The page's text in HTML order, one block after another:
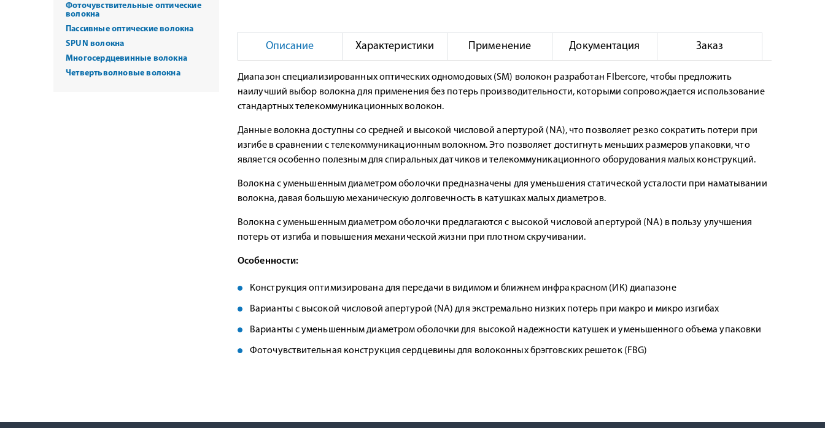
Описание Характеристики Применение Документация Заказ
Диапазон специализированных оптических одномодовых (SM) волокон разработан FIbercore, чтобы предложить
наилучший выбор волокна для применения без потерь производительности, которыми сопровождается использование
стандартных телекоммуникационных волокон.
Данные волокна доступны со средней и высокой числовой апертурой (NA), что позволяет резко сократить потери при
изгибе в сравнении с телекоммуникационным волокном. Это позволяет достигнуть меньших размеров упаковки, что
является особенно полезным для спиральных датчиков и телекоммуникационного оборудования малых конструкций.
Волокна с уменьшенным диаметром оболочки предназначены для уменьшения статической усталости при наматывании
волокна, давая большую механическую долговечность в катушках малых диаметров.
Волокна с уменьшенным диаметром оболочки предлагаются с высокой числовой апертурой (NA) в пользу улучшения
потерь от изгиба и повышения механической жизни при плотном скручивании.
Особенности:
Конструкция оптимизирована для передачи в видимом и ближнем инфракрасном (ИК) диапазоне
Варианты с высокой числовой апертурой (NA) для экстремально низких потерь при макро и микро изгибах
Варианты с уменьшенным диаметром оболочки для высокой надежности катушек и уменьшенного объема упаковки
Фоточувствительная конструкция сердцевины для волоконных брэгговских решеток (FBG)
Фоточувствительные оптические
волокна
Пассивные оптические волокна
SPUN волокна
Многосердцевинные волокна
Четвертьволновые волокна